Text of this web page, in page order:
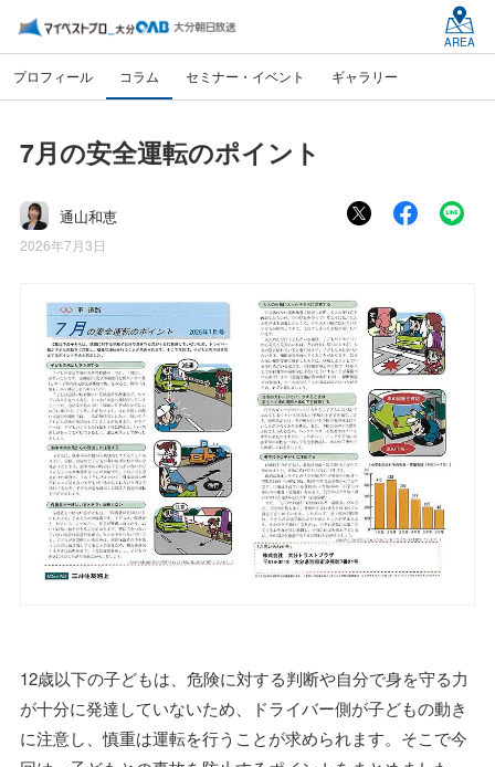
AREA
プロフィール コラム セミナー・イベント ギャラリー
7月の安全運転のポイント
通山和恵
2026年7月3日
12歳以下の子どもは、危険に対する判断や自分で身を守る力
が十分に発達していないため、ドライバー側が子どもの動き
に注意し、慎重は運転を行うことが求められます。そこで今